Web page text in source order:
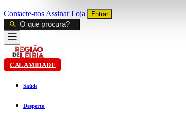
Contacte-nos AssinarLoja Entrar
CALAMIDADE
Saúde
Desporto